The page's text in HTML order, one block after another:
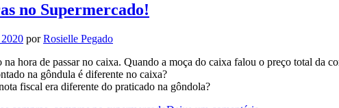
no Supermercado!
porRosielle Pegado
hora de passar no caixa. Quando a moça do caixa falou o preço total da
na gôndula é diferente no caixa?
fiscal era diferente do praticado na gôndola?